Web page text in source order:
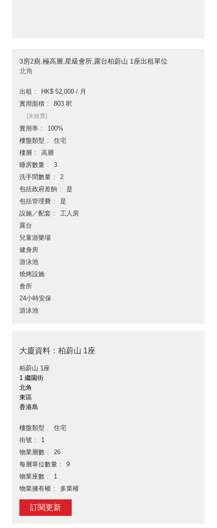
3房2廁,極高層,星級會所,露台柏蔚山 1座出租單位
北角
出租
HK$ 52,000 / 月
實用面積
803 呎
[未核實]
實用率
100%
樓盤類型
住宅
樓層
高層
睡房數量
3
洗手間數量
2
包括政府差餉
是
包括管理費
是
設施／配套
工人房
露台
兒童游樂場
健身房
游泳池
燒烤設施
會所
24小時安保
游泳池
大廈資料：柏蔚山 1座
柏蔚山 1座
1 繼園街
北角
東區
香港島
樓盤類型
住宅
街號
1
物業層數
26
每層單位數量
9
物業座數
1
物業擁有權
多業權
訂閱更新